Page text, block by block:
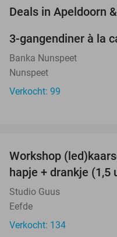
Deals in Apeldoorn
NEW
TODAY
3-gangendiner à la
Banka Nunspeet
Nunspeet
Verkocht: 99
Workshop
hapje + drankje (1,5
Studio Guus
Eefde
Verkocht: 134